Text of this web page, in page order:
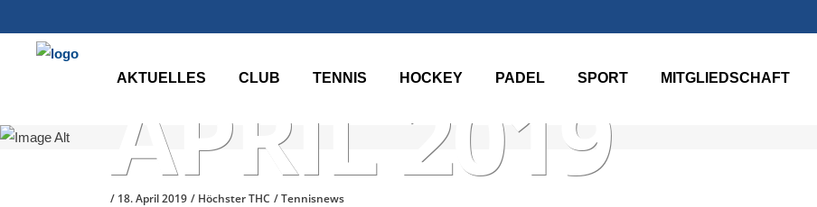
AKTUELLES CLUB TENNIS HOCKEY PADEL SPORT MITGLIEDSCHAFT
APRIL 2019
18. April 2019 Höchster THC Tennisnews